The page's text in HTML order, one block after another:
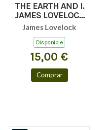
THE EARTH AND I.
JAMES LOVELOCK
ET AL. GB (PO)
James Lovelock
Disponible
15,00 €
Comprar